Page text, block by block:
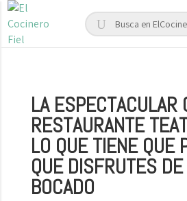
LA ESPECTACULAR
RESTAURANTE
LO QUE TIENE QUE
QUE DISFRUTES
BOCADO